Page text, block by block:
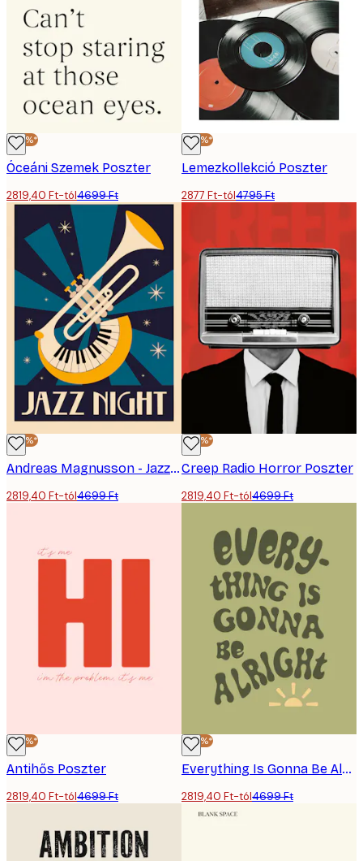
-40%*
Óceáni Szemek Poszter
2819,40 Ft-tól4699 Ft
-40%*
Lemezkollekció Poszter
2877 Ft-tól4795 Ft
-40%*
Andreas Magnusson - Jazz Est Poszter
2819,40 Ft-tól4699 Ft
-40%*
Creep Radio Horror Poszter
2819,40 Ft-tól4699 Ft
-40%*
Antihős Poszter
2819,40 Ft-tól4699 Ft
-40%*
Everything Is Gonna Be Alright Poster
2819,40 Ft-tól4699 Ft